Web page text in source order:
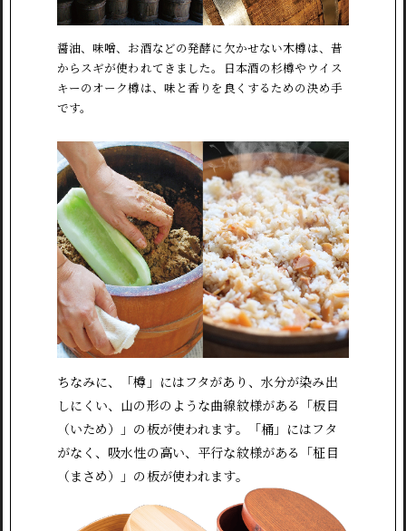
醤油、味噌、お酒などの発酵に欠かせない木樽は、昔
からスギが使われてきました。日本酒の杉樽やウイス
キーのオーク樽は、味と香りを良くするための決め手
です。
ちなみに、「樽」にはフタがあり、水分が染み出
しにくい、山の形のような曲線紋様がある「板目
（いため）」の板が使われます。「桶」にはフタ
がなく、吸水性の高い、平行な紋様がある「柾目
（まさめ）」の板が使われます。